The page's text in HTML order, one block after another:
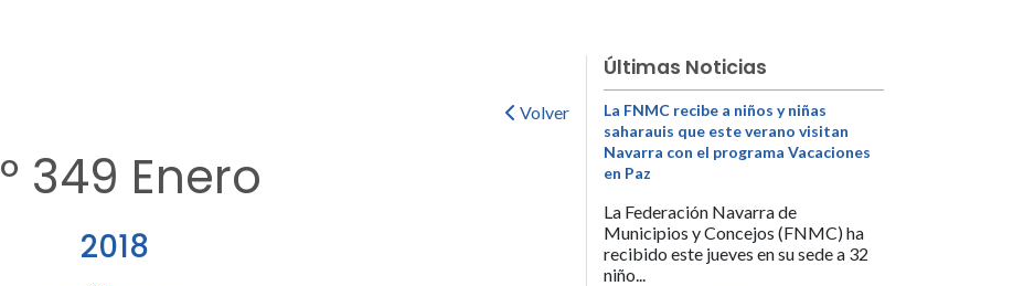
Volver
349 Enero
2018
Últimas Noticias
La FNMC recibe a niños y niñas
saharauis que este verano visitan
Navarra con el programa Vacaciones
en Paz
La Federación Navarra de
Municipios y Concejos (FNMC) ha
recibido este jueves en su sede a 32
niño...